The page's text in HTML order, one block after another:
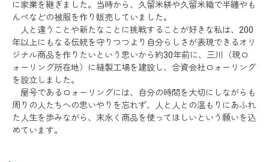
に家業を継ぎました。当時から、久留米絣や久留米織で半纏やも
んぺなどの被服を作り販売していました。
人と違うことや新たなことに挑戦することが好きな私は、200
年以上にもなる伝統を守りつつより自分らしさが表現できるオリ
ジナル商品を作りたいという思いから約30年前に、三川（現ロ
ォーリング所在地）に縫製工場を建設し、合資会社ロォーリング
を設立しました。
屋号であるロォーリングには、自分の時間を大切にしながらも
周りの人たちへの思いやりを忘れず、人と人との温もりにあふれ
た人生を歩みながら、末永く商品を使ってほしいという願いを込
めています。